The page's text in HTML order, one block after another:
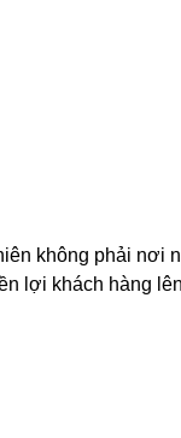
không phải nơi
lợi khách hàng